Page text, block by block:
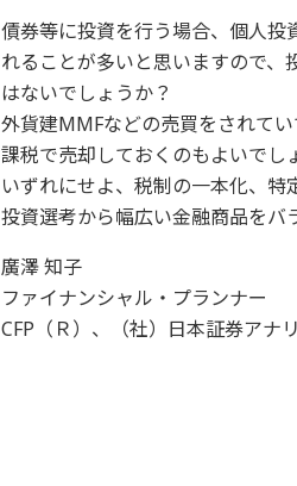
債券等に投資を行う場合、個人投
れることが多いと思いますので
はないでしょうか？
外貨建MMFなどの売買をされて
課税で売却しておくのもよいでし
いずれにせよ、税制の一本化、
投資選考から幅広い金融商品をバ
廣澤 知子
ファイナンシャル・プランナー
CFP（Ｒ）、（社）日本証券アナ